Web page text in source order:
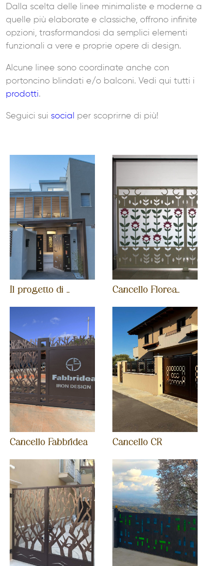
AZIENDA
SERVIZI
PRODOTTI
PORTFOLIO
NEWS
CONTATTI
Dalla scelta delle linee minimaliste e moderne a
quelle più elaborate e classiche, offrono infinite
opzioni, trasformandosi da semplici elementi
funzionali a vere e proprie opere di design.
Alcune linee sono coordinate anche con
portoncino blindati e/o balconi. Vedi qui tutti i
prodotti.
Seguici sui social per scoprirne di più!
Il progetto di ... Cancello Florea...
Cancello Fabbridea Cancello CR